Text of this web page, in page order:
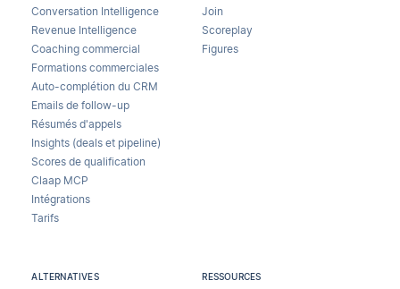
Conversation Intelligence
Revenue Intelligence
Coaching commercial
Formations commerciales
Auto-complétion du CRM
Emails de follow-up
Résumés d'appels
Insights (deals et pipeline)
Scores de qualification
Claap MCP
Intégrations
Tarifs
Join
Scoreplay
Figures
ALTERNATIVES RESSOURCES